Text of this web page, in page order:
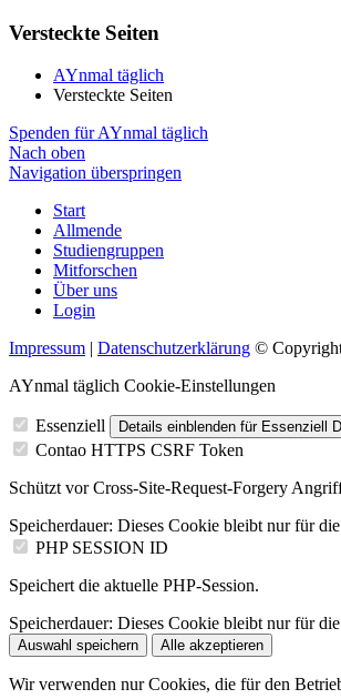
Versteckte Seiten
AYnmal täglich
Versteckte Seiten
Spenden für AYnmal täglich
Nach oben
Navigation überspringen
Start
Allmende
Studiengruppen
Mitforschen
Über uns
Login
Impressum | Datenschutzerklärung ©
AYnmal täglich Cookie-Einstellungen
Essenziell Details einblenden für Essenziell
Contao HTTPS CSRF Token
Schützt vor Cross-Site-Request-Forgery
Speicherdauer: Dieses Cookie bleibt nur für
PHP SESSION ID
Speichert die aktuelle PHP-Session.
Speicherdauer: Dieses Cookie bleibt nur für
Auswahl speichern Alle akzeptieren
Wir verwenden nur Cookies, die für den